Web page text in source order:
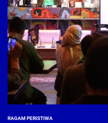
RAGAM PERISTIWA